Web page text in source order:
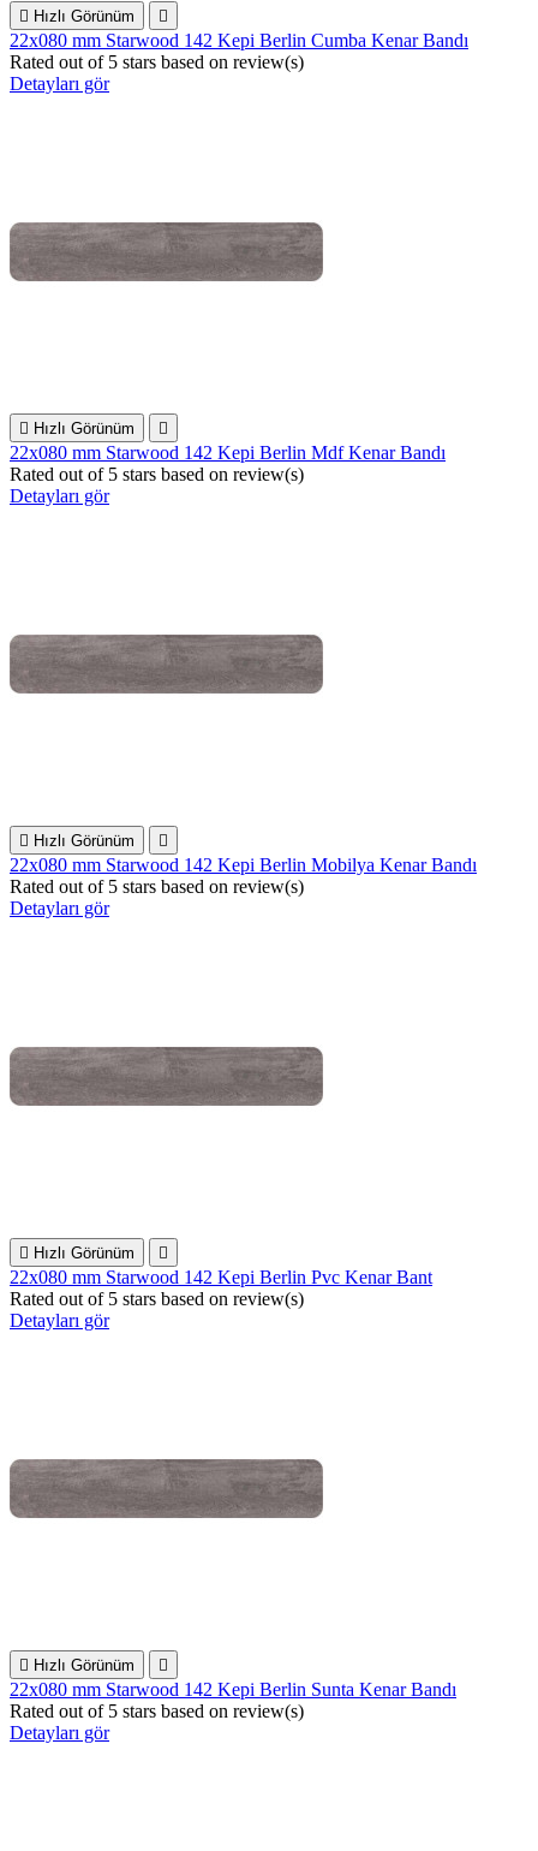
 Hızlı Görünüm 
22x080 mm Starwood 142 Kepi Berlin Cumba Kenar Bandı
Rated out of 5 stars based on review(s)
Detayları gör
 Hızlı Görünüm 
22x080 mm Starwood 142 Kepi Berlin Mdf Kenar Bandı
Rated out of 5 stars based on review(s)
Detayları gör
 Hızlı Görünüm 
22x080 mm Starwood 142 Kepi Berlin Mobilya Kenar Bandı
Rated out of 5 stars based on review(s)
Detayları gör
 Hızlı Görünüm 
22x080 mm Starwood 142 Kepi Berlin Pvc Kenar Bant
Rated out of 5 stars based on review(s)
Detayları gör
 Hızlı Görünüm 
22x080 mm Starwood 142 Kepi Berlin Sunta Kenar Bandı
Rated out of 5 stars based on review(s)
Detayları gör